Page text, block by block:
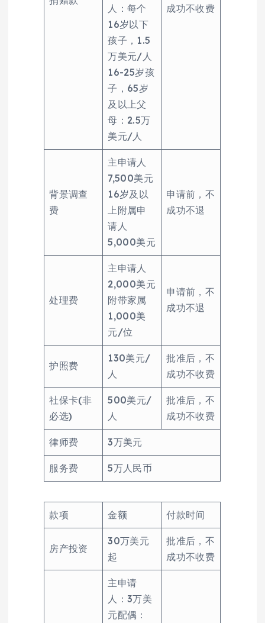
人：每个
16岁以下
孩子，1.5
万美元/人
16-25岁孩
子，65岁
及以上父
母：2.5万
美元/人
成功不收费
背景调查
费
主申请人
7,500美元
16岁及以
上附属申
请人
5,000美元
申请前，不
成功不退
处理费
主申请人
2,000美元
附带家属
1,000美
元/位
申请前，不
成功不退
护照费
130美元/
人
批准后，不
成功不收费
社保卡(非
必选)
500美元/
人
批准后，不
成功不收费
律师费 3万美元
服务费 5万人民币
款项 金额 付款时间
房产投资
30万美元
起
批准后，不
成功不收费
主申请
人：3万美
元配偶：